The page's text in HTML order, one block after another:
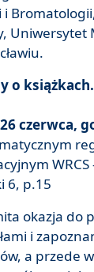
Uniwersytet
o
czerwca,
WRCS
6, p.15
okazja do
i
a przede